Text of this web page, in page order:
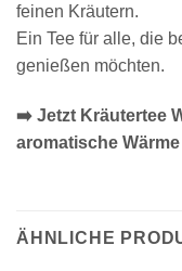
feinen Kräutern.
Ein Tee für alle, die
genießen möchten.
➡️ Jetzt Kräutertee
aromatische
ÄHNLICHE